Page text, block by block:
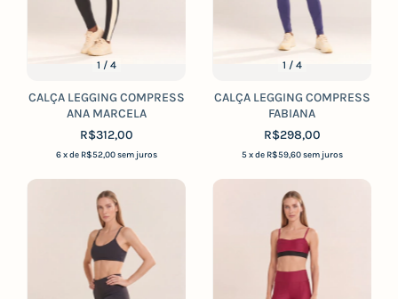
1 / 4
CALÇA LEGGING COMPRESS
ANA MARCELA
R$312,00
6 x de R$52,00 sem juros
1 / 4
CALÇA LEGGING COMPRESS
FABIANA
R$298,00
5 x de R$59,60 sem juros